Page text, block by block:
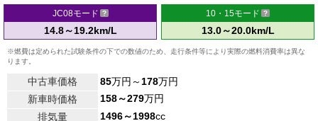
JC08モード
14.8～19.2km/L
10・15モード
13.0～20.0km/L
※燃費は定められた試験条件の下での数値のため、走行条件等により実際の燃料消費率は異な
ります。
中古車価格 85万円～178万円
新車時価格
158～279万円
排気量
1496～1998cc